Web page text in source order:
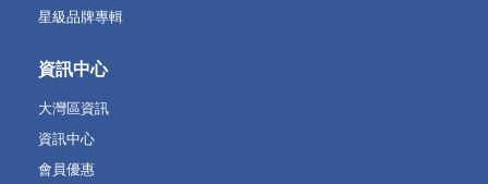
星級品牌專輯
資訊中心
大灣區資訊
資訊中心
會員優惠